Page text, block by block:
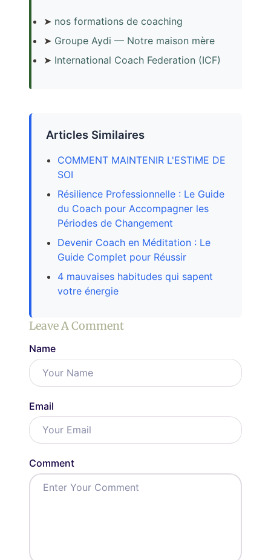
➤ nos formations de coaching
➤ Groupe Aydi — Notre maison mère
➤ International Coach Federation (ICF)
Articles Similaires
COMMENT MAINTENIR L'ESTIME DE
SOI
Résilience Professionnelle : Le Guide
du Coach pour Accompagner les
Périodes de Changement
Devenir Coach en Méditation : Le
Guide Complet pour Réussir
4 mauvaises habitudes qui sapent
votre énergie
Leave A Comment
Name
Email
Comment